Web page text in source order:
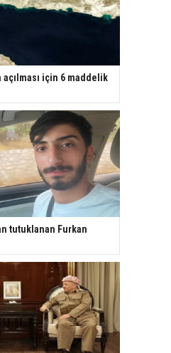
için 6 maddelik
tutuklanan Furkan